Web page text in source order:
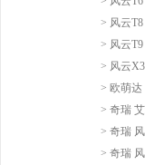
> 风云T8
> 风云T9
> 风云
> 欧萌达
> 奇瑞
> 奇瑞
> 奇瑞